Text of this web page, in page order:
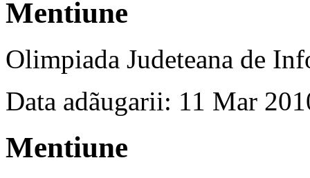
Mentiune
Olimpiada Judeteana de
Data adãugarii: 11 Mar
Mentiune